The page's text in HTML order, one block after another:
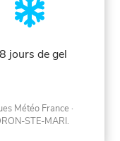
jours de gel
Météo France ·
STE-MARI.